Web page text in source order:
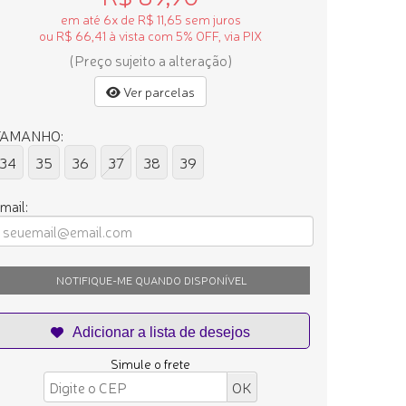
em até 6x de R$ 11,65 sem juros
ou R$ 66,41 à vista com 5% OFF, via PIX
(Preço sujeito a alteração)
Ver parcelas
34
35 36 37 38 39
NOTIFIQUE-ME QUANDO DISPONÍVEL
Simule o frete